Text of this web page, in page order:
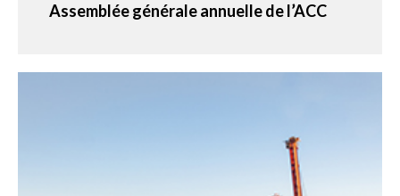
Assemblée générale annuelle de l’ACC